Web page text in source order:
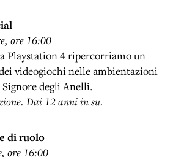
ore 16:00
Playstation 4 ripercorriamo un
videogiochi nelle ambientazioni
degli Anelli.
Dai 12 anni in su.
di ruolo
ore 16:00